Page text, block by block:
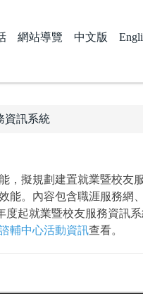
網站導覽 中文版
資訊系統
，擬規劃建置就業暨校友
能。內容包含職涯服務網
起就業暨校友服務資訊
輔中心活動資訊查看。